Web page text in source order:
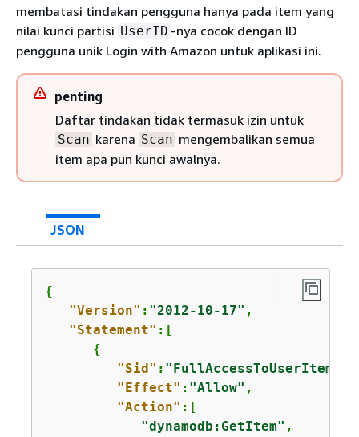
membatasi tindakan pengguna hanya pada item yang
nilai kunci partisi UserID -nya cocok dengan ID
pengguna unik Login with Amazon untuk aplikasi ini.
penting
Daftar tindakan tidak termasuk izin untuk
Scan karena Scan mengembalikan semua
item apa pun kunci awalnya.
JSON
{
"Version" : "2012-10-17"
"Statement" :[
{
"Sid" : "FullAccessToUserItems"
"Effect" : "Allow" ,
"Action" :[
"dynamodb:GetItem" ,